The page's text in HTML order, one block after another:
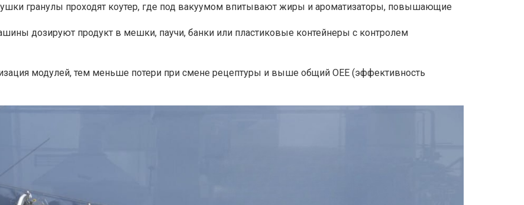
гранулы проходят коутер, где под вакуумом впитывают жиры и ароматизаторы, повышающие
дозируют продукт в мешки, паучи, банки или пластиковые контейнеры с контролем
модулей, тем меньше потери при смене рецептуры и выше общий OEE (эффективность